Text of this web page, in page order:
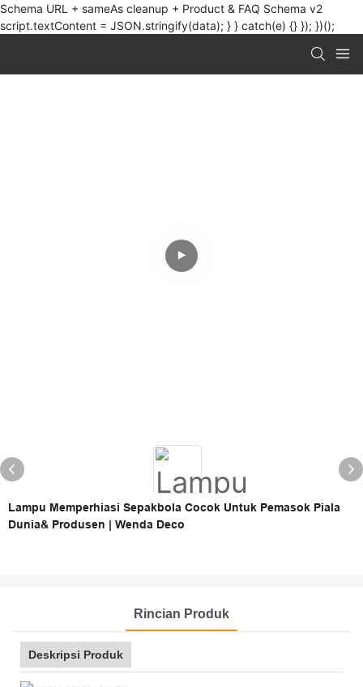
Schema URL + sameAs cleanup + Product & FAQ Schema v2
script.textContent = JSON.stringify(data); } } catch(e) {} }); })();
Lampu Memperhiasi Sepakbola Cocok Untuk Pemasok Piala
Dunia& Produsen | Wenda Deco
Rincian Produk
Deskripsi Produk